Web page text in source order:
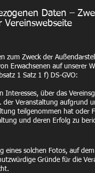
Daten –
Vereinswebseite
zum Zweck der
Erwachsenen auf unserer
1 Satz 1 f) DS-GVO:
Interesses, über das
der Veranstaltung aufgrund
teilgenommen hat oder
und deren Erfolg zu
eines solchen Fotos, auf
Gründe für die